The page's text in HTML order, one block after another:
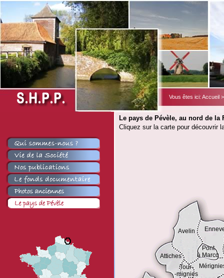
Vous êtes ici: Accueil
Le pays de Pévèle, au nord de
Cliquez sur la carte pour découvrir
Attiches
Avelin
Pont
à Marcq
Tour-
-mignies